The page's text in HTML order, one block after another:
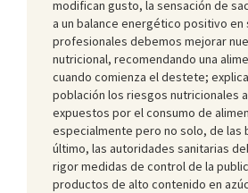
modifican gusto, la sensación de
a un balance energético positivo en
profesionales debemos mejorar
nutricional, recomendando una
cuando comienza el destete;
población los riesgos nutricionales
expuestos por el consumo de
especialmente pero no solo, de las
último, las autoridades sanitarias
rigor medidas de control de la
productos de alto contenido en